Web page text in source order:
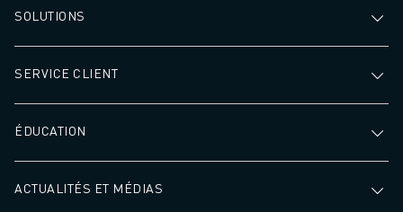
SOLUTIONS
SERVICE CLIENT
ÉDUCATION
ACTUALITÉS ET MÉDIAS